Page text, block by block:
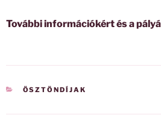
További információkért és a
KATEGÓRIÁK
ÖSZTÖNDÍJAK